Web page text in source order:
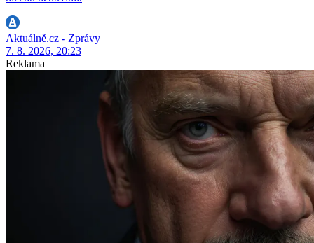
Aktuálně.cz - Zprávy
7. 8. 2026, 20:23
Reklama